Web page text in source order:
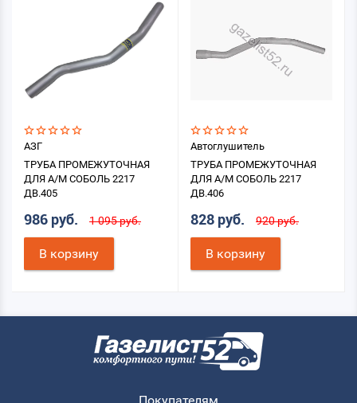
АЗГ
ТРУБА ПРОМЕЖУТОЧНАЯ
ДЛЯ А/М СОБОЛЬ 2217
ДВ.405
986 руб. 1 095 руб.
В корзину
Автоглушитель
ТРУБА ПРОМЕЖУТОЧНАЯ
ДЛЯ А/М СОБОЛЬ 2217
ДВ.406
828 руб. 920 руб.
В корзину